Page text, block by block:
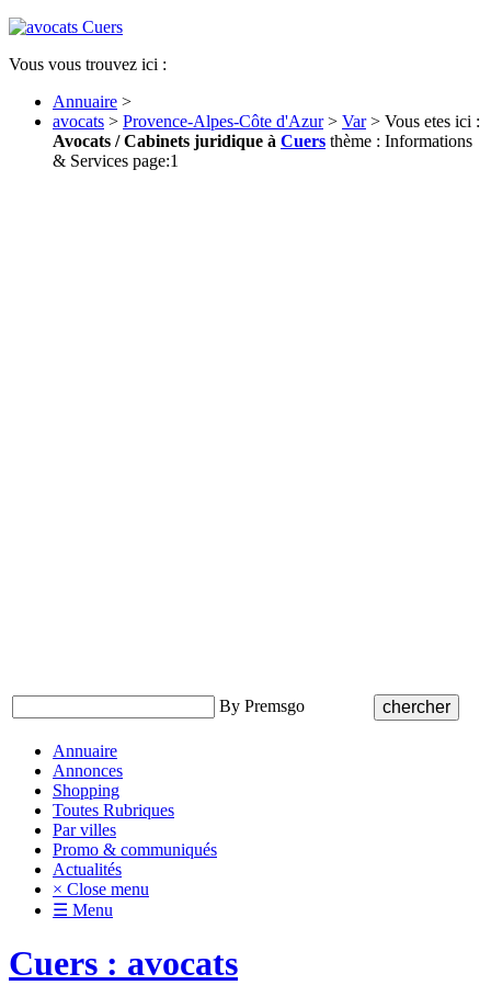
Vous vous trouvez ici :
Annuaire >
avocats > Provence-Alpes-Côte d'Azur> Var> Vous etes ici :
Avocats / Cabinets juridique à Cuers thème : Informations
& Services page:1
By Premsgo
Annuaire
Annonces
Shopping
Toutes Rubriques
Par villes
Promo & communiqués
Actualités
× Close menu
☰ Menu
Cuers : avocats